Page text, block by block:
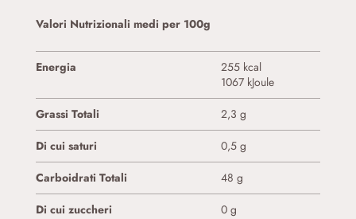
Valori Nutrizionali medi per 100g
Energia
255 kcal
1067 kJoule
Grassi Totali
2,3 g
Di cui saturi
0,5 g
Carboidrati Totali
48 g
Di cui zuccheri
0 g